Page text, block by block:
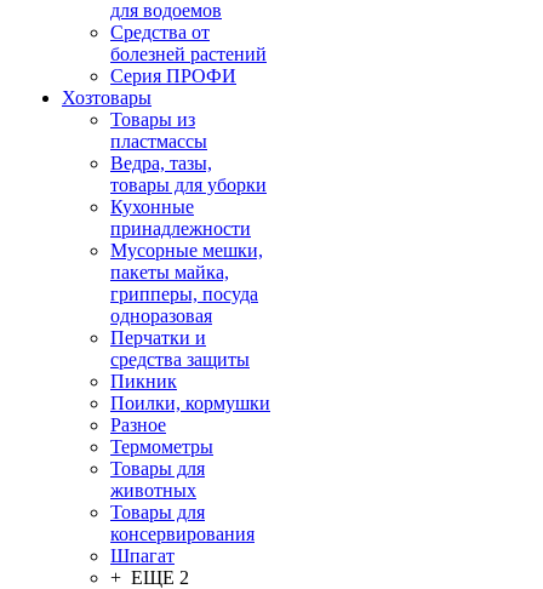
для водоемов
Средства от
болезней растений
Серия ПРОФИ
Хозтовары
Товары из
пластмассы
Ведра, тазы,
товары для уборки
Кухонные
принадлежности
Мусорные мешки,
пакеты майка,
грипперы, посуда
одноразовая
Перчатки и
средства защиты
Пикник
Поилки, кормушки
Разное
Термометры
Товары для
животных
Товары для
консервирования
Шпагат
+ ЕЩЕ 2